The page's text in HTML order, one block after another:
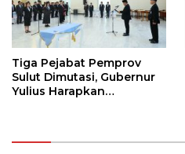
Tiga Pejabat Pemprov
Sulut Dimutasi, Gubernur
Yulius Harapkan